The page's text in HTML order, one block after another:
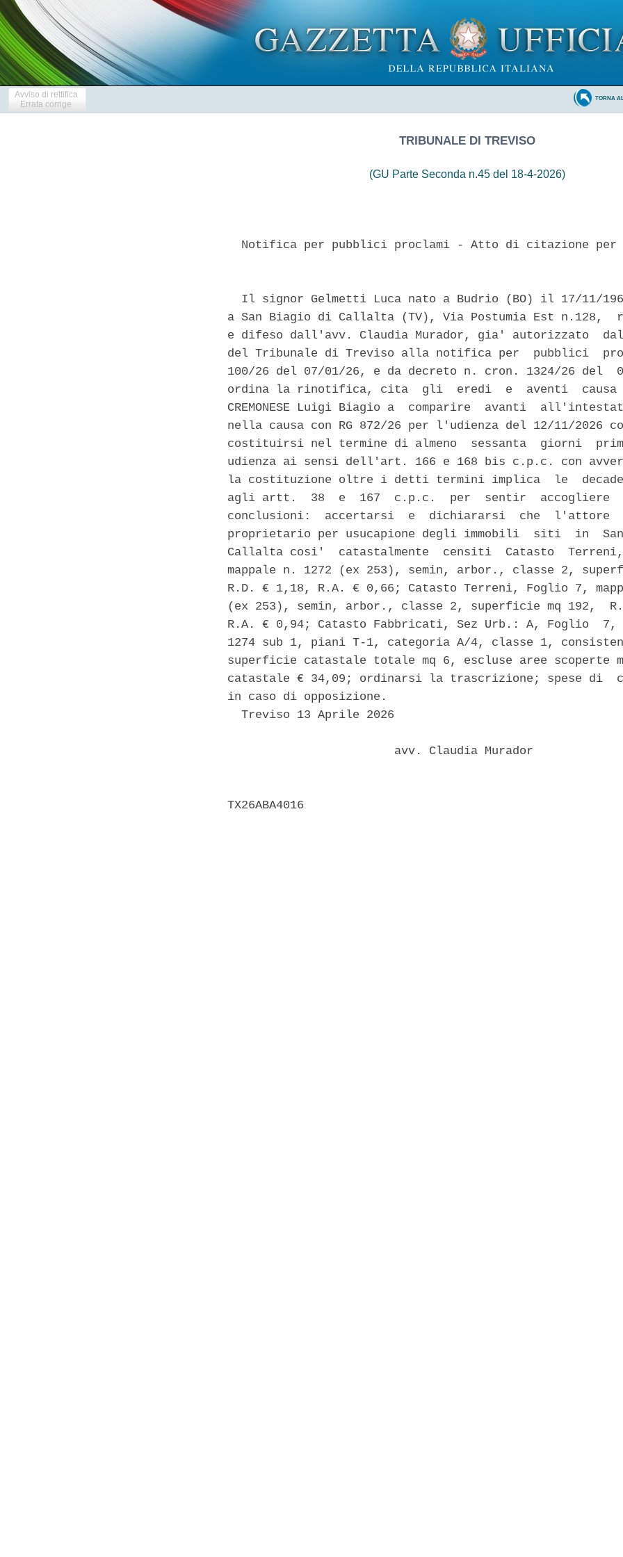
Avviso di rettifica
Errata corrige
TORNA
TRIBUNALE DI TREVISO
(GU Parte Seconda n.45 del 18-4-2026)
Notifica per pubblici proclami - Atto di citazione
Il signor Gelmetti Luca nato a Budrio (BO) il 17/11/
a San Biagio di Callalta (TV), Via Postumia Est n.128,
e difeso dall'avv. Claudia Murador, gia' autorizzato
del Tribunale di Treviso alla notifica per  pubblici
100/26 del 07/01/26, e da decreto n. cron. 1324/26 del
ordina la rinotifica, cita  gli  eredi  e  aventi  causa
CREMONESE Luigi Biagio a  comparire  avanti
nella causa con RG 872/26 per l'udienza del 12/11/2026
costituirsi nel termine di almeno  sessanta  giorni
udienza ai sensi dell'art. 166 e 168 bis c.p.c. con
la costituzione oltre i detti termini implica  le
agli artt.  38  e  167  c.p.c.  per  sentir  accogliere
conclusioni:  accertarsi  e  dichiararsi  che  l'attore
proprietario per usucapione degli immobili  siti  in
Callalta cosi'  catastalmente  censiti  Catasto
mappale n. 1272 (ex 253), semin, arbor., classe 2,
R.D. € 1,18, R.A. € 0,66; Catasto Terreni, Foglio 7,
(ex 253), semin, arbor., classe 2, superficie mq 192,
R.A. € 0,94; Catasto Fabbricati, Sez Urb.: A, Foglio  7,
1274 sub 1, piani T-1, categoria A/4, classe 1,
superficie catastale totale mq 6, escluse aree scoperte
catastale € 34,09; ordinarsi la trascrizione; spese di
in caso di opposizione.
  Treviso 13 Aprile 2026
                        avv. Claudia Murador